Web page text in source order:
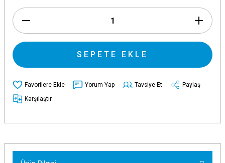
SEPETE EKLE
Yorum Yap Tavsiye Et
Paylaş
Karşılaştır